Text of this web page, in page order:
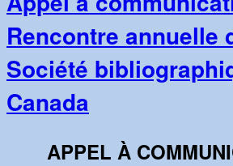
de
la
Rencontre annuelle
Société
Canada
APPEL À